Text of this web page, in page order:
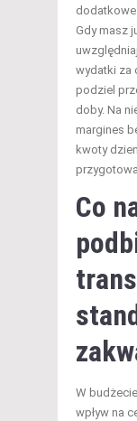
dodatkowe
Gdy masz
wydatki za
podziel
doby. Na
margines
kwoty
Co
W
wpływ na